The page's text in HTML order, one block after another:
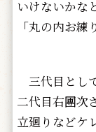
いけないかな
「丸の内お練
三代目とし
二代目右團次
立廻りなどケ